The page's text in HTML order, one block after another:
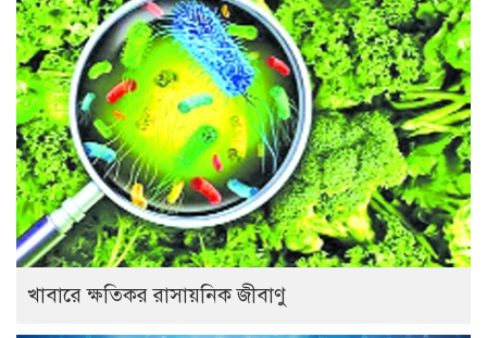
খাবারে ক্ষতিকর রাসায়নিক জীবাণু